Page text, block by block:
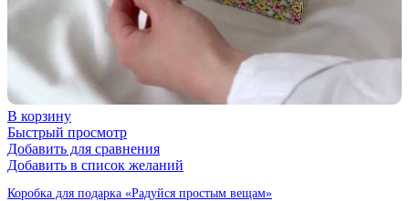
В корзину
Быстрый просмотр
Добавить для сравнения
Добавить в список желаний
Коробка для подарка «Радуйся простым вещам»